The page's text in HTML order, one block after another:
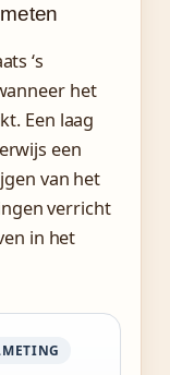
‘s
het
Een laag
een
van het
verricht
in het